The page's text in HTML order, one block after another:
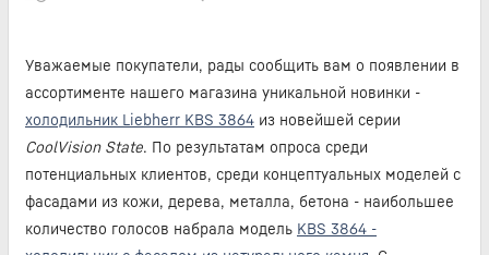
Уважаемые покупатели, рады сообщить вам о появлении в
ассортименте нашего магазина уникальной новинки -
холодильник Liebherr KBS 3864 из новейшей серии
CoolVision State. По результатам опроса среди
потенциальных клиентов, среди концептуальных моделей с
фасадами из кожи, дерева, металла, бетона - наибольшее
количество голосов набрала модель KBS 3864 -